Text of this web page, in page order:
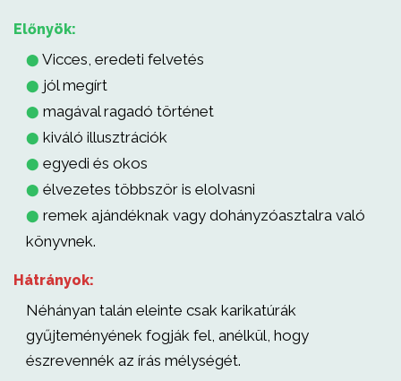
Előnyök:
⬤ Vicces, eredeti felvetés
⬤ jól megírt
⬤ magával ragadó történet
⬤ kiváló illusztrációk
⬤ egyedi és okos
⬤ élvezetes többször is elolvasni
⬤ remek ajándéknak vagy dohányzóasztalra való
könyvnek.
Hátrányok:
Néhányan talán eleinte csak karikatúrák
gyűjteményének fogják fel, anélkül, hogy
észrevennék az írás mélységét.